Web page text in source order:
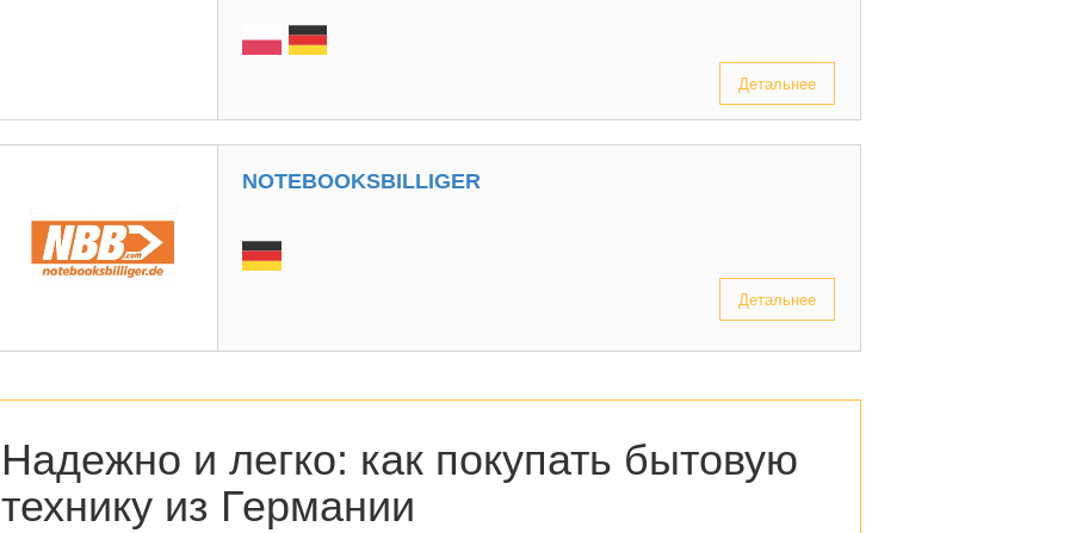
Детальнее
NOTEBOOKSBILLIGER
Детальнее
Надежно и легко: как покупать бытовую
технику из Германии